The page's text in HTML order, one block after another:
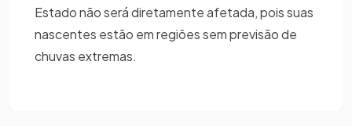
Estado não será diretamente afetada, pois suas
nascentes estão em regiões sem previsão de
chuvas extremas.